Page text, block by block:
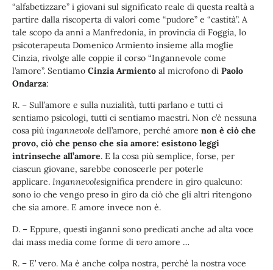
“alfabetizzare” i giovani sul significato reale di questa realtà a
partire dalla riscoperta di valori come “pudore” e “castità”. A
tale scopo da anni a Manfredonia, in provincia di Foggia, lo
psicoterapeuta Domenico Armiento insieme alla moglie
Cinzia, rivolge alle coppie il corso “Ingannevole come
l’amore”. Sentiamo Cinzia Armiento al microfono di Paolo
Ondarza:
R. – Sull’amore e sulla nuzialità, tutti parlano e tutti ci
sentiamo psicologi, tutti ci sentiamo maestri. Non c’è nessuna
cosa più ingannevole dell’amore, perché amore non è ciò che
provo, ciò che penso che sia amore: esistono leggi
intrinseche all’amore. E la cosa più semplice, forse, per
ciascun giovane, sarebbe conoscerle per poterle
applicare. Ingannevolesignifica prendere in giro qualcuno:
sono io che vengo preso in giro da ciò che gli altri ritengono
che sia amore. E amore invece non è.
D. – Eppure, questi inganni sono predicati anche ad alta voce
dai mass media come forme di vero amore …
R. – E’ vero. Ma è anche colpa nostra, perché la nostra voce